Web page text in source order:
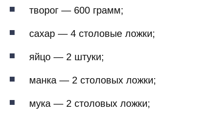
творог — 600 грамм;
сахар — 4 столовые ложки;
яйцо — 2 штуки;
манка — 2 столовых ложки;
мука — 2 столовых ложки;